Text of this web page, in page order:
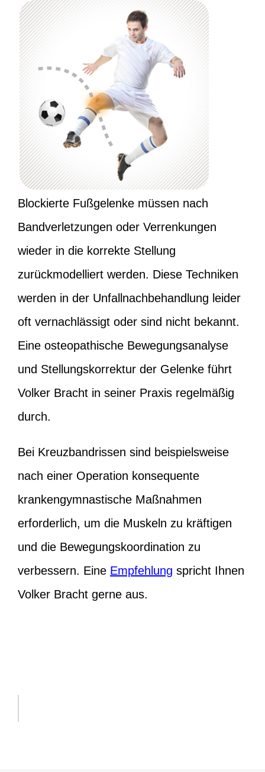
Blockierte Fußgelenke müssen nach
Bandverletzungen oder Verrenkungen
wieder in die korrekte Stellung
zurückmodelliert werden. Diese Techniken
werden in der Unfallnachbehandlung leider
oft vernachlässigt oder sind nicht bekannt.
Eine osteopathische Bewegungsanalyse
und Stellungskorrektur der Gelenke führt
Volker Bracht in seiner Praxis regelmäßig
durch.
Bei Kreuzbandrissen sind beispielsweise
nach einer Operation konsequente
krankengymnastische Maßnahmen
erforderlich, um die Muskeln zu kräftigen
und die Bewegungskoordination zu
verbessern. Eine Empfehlung spricht Ihnen
Volker Bracht gerne aus.